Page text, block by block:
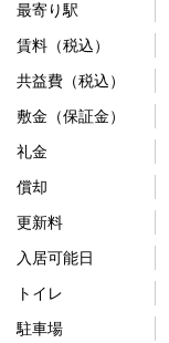
最寄り駅
賃料（税込）
共益費（税込）
敷金（保証金）
礼金
償却
更新料
入居可能日
トイレ
駐車場